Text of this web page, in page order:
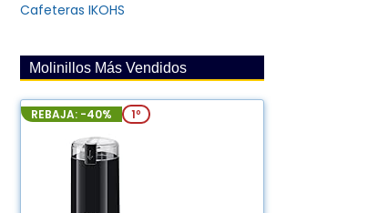
Cafeteras IKOHS
Molinillos Más Vendidos
REBAJA: -40% 1º